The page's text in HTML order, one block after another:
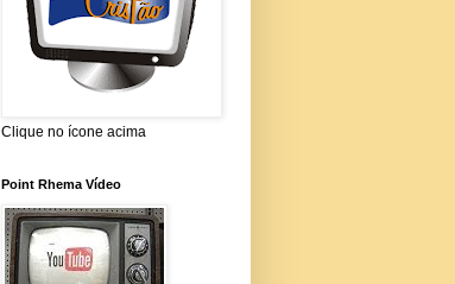
Clique no ícone acima
Point Rhema Vídeo